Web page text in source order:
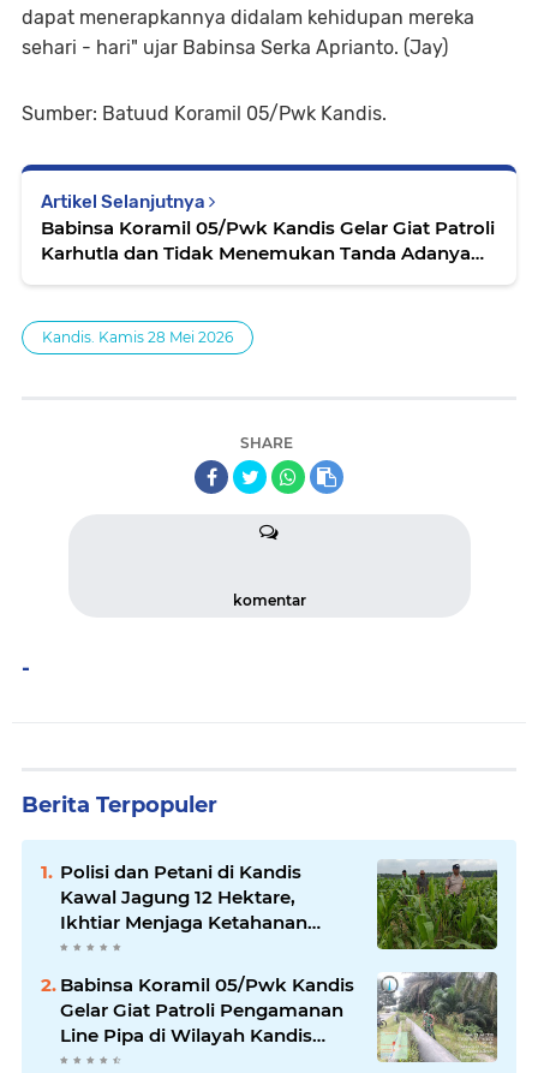
dapat menerapkannya didalam kehidupan mereka
sehari - hari" ujar Babinsa Serka Aprianto. (Jay)
Sumber: Batuud Koramil 05/Pwk Kandis.
Artikel Selanjutnya
Babinsa Koramil 05/Pwk Kandis Gelar Giat Patroli
Karhutla dan Tidak Menemukan Tanda Adanya
Kandis. Kamis 28 Mei 2026
SHARE
komentar
-
Berita Terpopuler
Polisi dan Petani di Kandis
Kawal Jagung 12 Hektare,
Ikhtiar Menjaga Ketahanan
Pangan
Babinsa Koramil 05/Pwk Kandis
Gelar Giat Patroli Pengamanan
Line Pipa di Wilayah Kandis
Kandis